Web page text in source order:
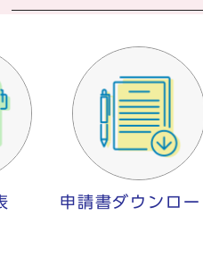
申請書ダウンロー